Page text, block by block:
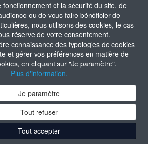
fonctionnement et la sécurité du site, de
ou de vous faire bénéficier de
nous utilisons des cookies, le cas
réserve de votre consentement.
connaissance des typologies de cookies
et gérer vos préférences en matière de
en cliquant sur "Je paramètre".
Plus d'information.
Je paramètre
Tout refuser
Tout accepter